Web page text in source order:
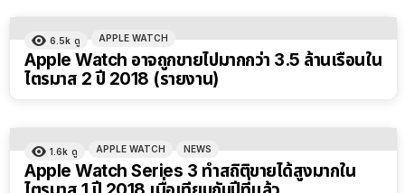
6.5k ดู APPLE WATCH
Apple Watch อาจถูกขายไปมากกว่า 3.5 ล้านเรือนใน
ไตรมาส 2 ปี 2018 (รายงาน)
1.6k ดู APPLE WATCH NEWS
Apple Watch Series 3 ทำสถิติขายได้สูงมากใน